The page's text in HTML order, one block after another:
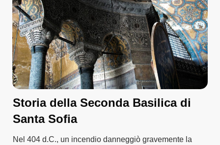
Storia della Seconda Basilica di
Santa Sofia
Nel 404 d.C., un incendio danneggiò gravemente la